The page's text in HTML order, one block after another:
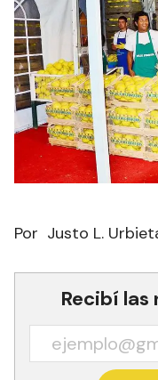
Por Justo L.
Recibí